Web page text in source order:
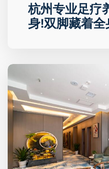
杭州专业足疗
身!双脚藏着全